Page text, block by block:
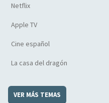
Netflix
Apple TV
Cine español
La casa del dragón
VER MÁS TEMAS